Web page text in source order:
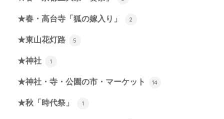
★春・高台寺「狐の嫁入り」 2
★東山花灯路 5
★神社 1
★神社・寺・公園の市・マーケット 14
★秋「時代祭」 1